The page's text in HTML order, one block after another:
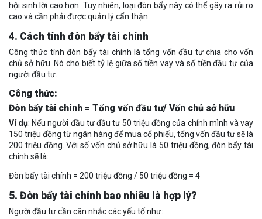
hội sinh lời cao hơn. Tuy nhiên, loại đòn bẩy này có thể gây ra rủi ro
cao và cần phải được quản lý cẩn thận.
4. Cách tính đòn bẩy tài chính
Công thức tính đòn bẩy tài chính là tổng vốn đầu tư chia cho vốn
chủ sở hữu. Nó cho biết tỷ lệ giữa số tiền vay và số tiền đầu tư của
người đầu tư.
Công thức:
Đòn bẩy tài chính = Tổng vốn đầu tư/ Vốn chủ sở hữu
Ví dụ: Nếu người đầu tư đầu tư 50 triệu đồng của chính mình và vay
150 triệu đồng từ ngân hàng để mua cổ phiếu, tổng vốn đầu tư sẽ là
200 triệu đồng. Với số vốn chủ sở hữu là 50 triệu đồng, đòn bẩy tài
chính sẽ là:
Đòn bẩy tài chính = 200 triệu đồng / 50 triệu đồng = 4
5. Đòn bẩy tài chính bao nhiêu là hợp lý?
Người đầu tư cần cân nhắc các yếu tố như: